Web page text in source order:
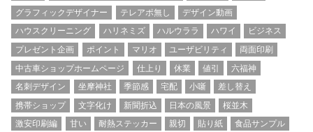
グラフィックデザイナー
テレアポ無し
デザイン動画
ハウスクリーニング
ハリネミズ ハルウララ ハワイ
ビジネス
プレゼント企画
ポイント マリオ ユーザビリティ
両面印刷
中古車ショップホームページ
仕上り 休業 値引
六福神
名刺デザイン
坐摩神社 季節感 宅配 小噺
差し替え
携帯ショップ
文字化け 新聞折込 日本の風景
桜並木
激安印刷編
甘い 耐熱ステッカー 親切 貼り紙 食品サンプル